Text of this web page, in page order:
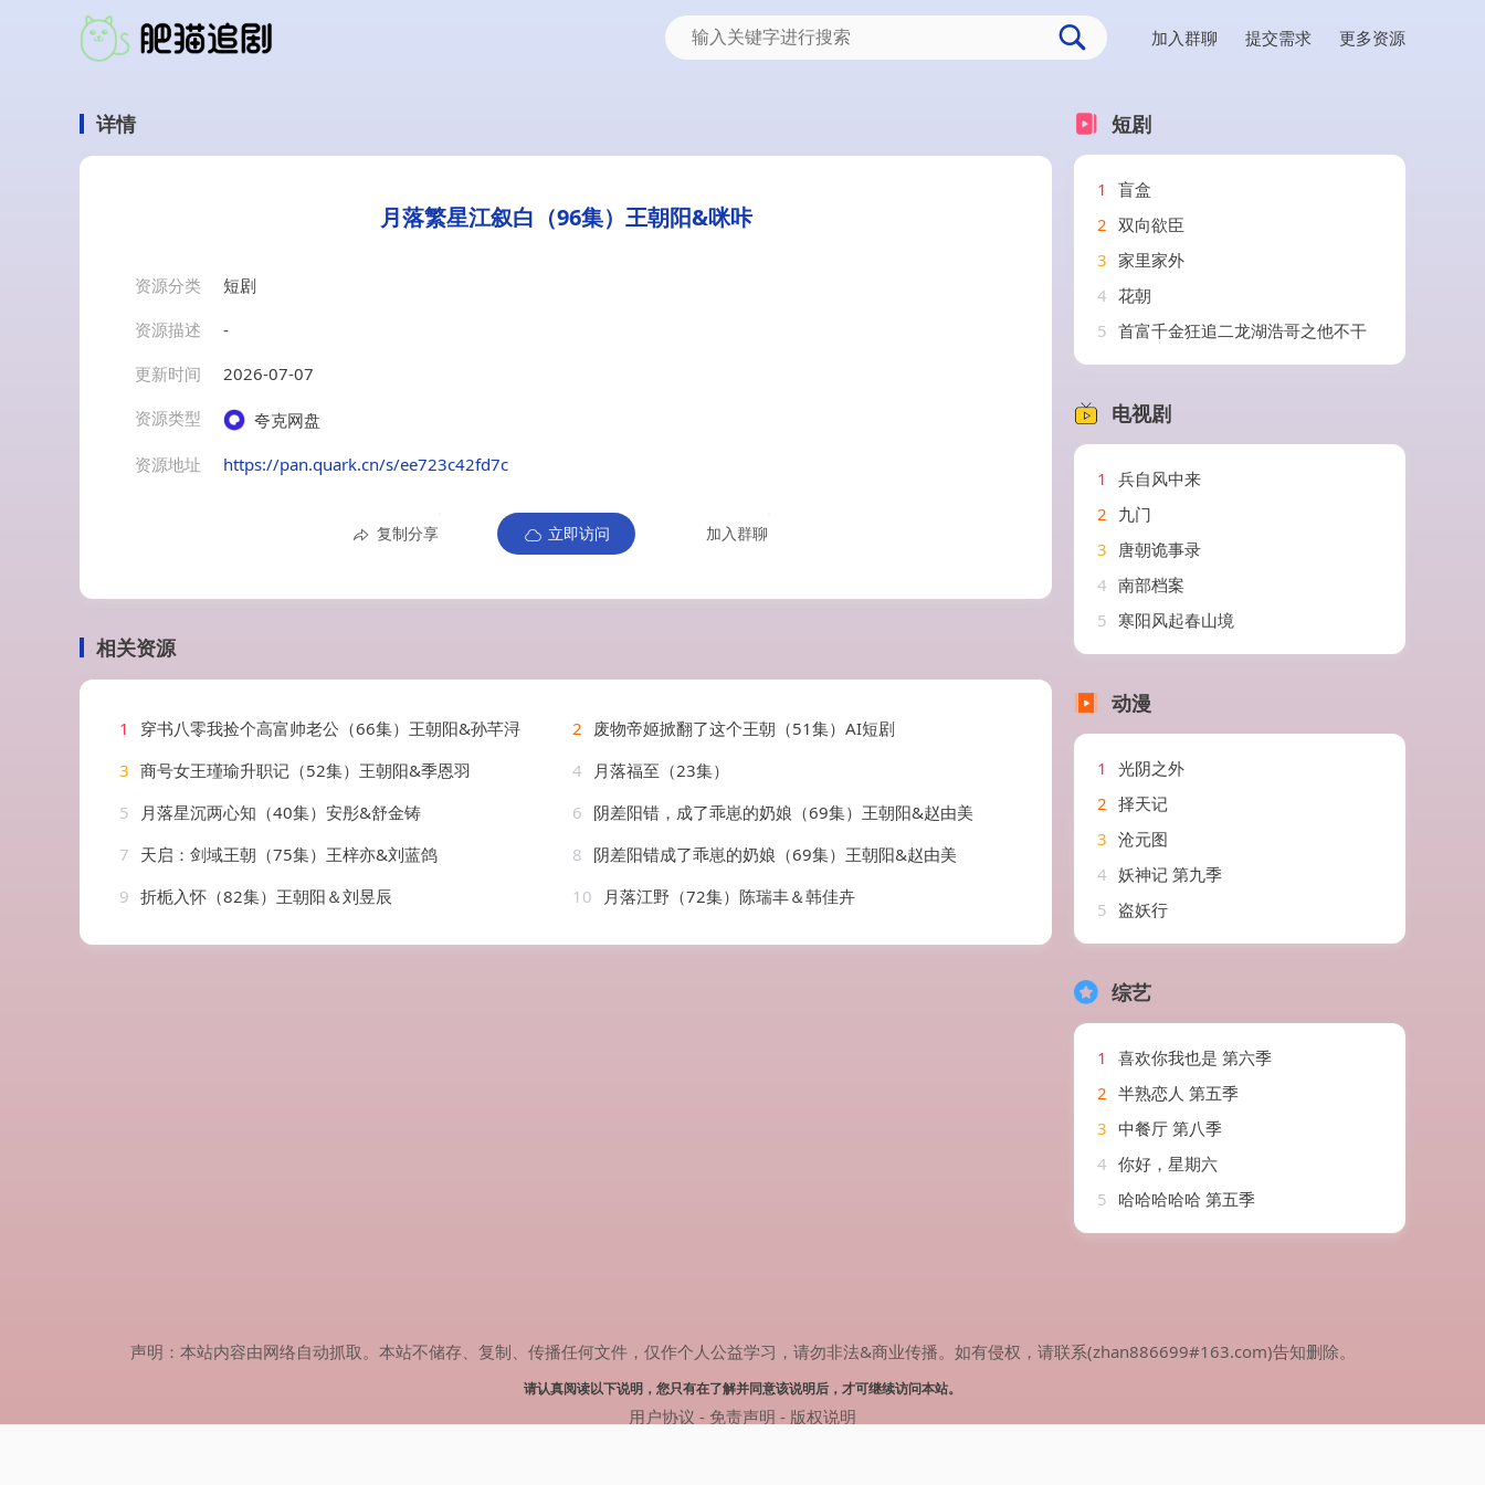
加入群聊 提交需求 更多资源
详情
月落繁星江叙白（96集）王朝阳&咪咔
资源分类
短剧
资源描述
-
更新时间
2026-07-07
资源类型
夸克网盘
资源地址
https://pan.quark.cn/s/ee723c42fd7c
复制分享 立即访问 加入群聊
相关资源
1 穿书八零我捡个高富帅老公（66集）王朝阳&孙芊浔 2
废物帝姬掀翻了这个王朝（51集）AI短剧
3 商号女王瑾瑜升职记（52集）王朝阳&季恩羽 4
月落福至（23集）
5
月落星沉两心知（40集）安彤&舒金铸 6 阴差阳错，成了乖崽的奶娘（69集）王朝阳&赵由美
7 天启：剑域王朝（75集）王梓亦&刘蓝鸽 8 阴差阳错成了乖崽的奶娘（69集）王朝阳&赵由美
9 折栀入怀（82集）王朝阳＆刘昱辰 10 月落江野（72集）陈瑞丰＆韩佳卉
短剧
1
盲盒
2 双向欲臣
3 家里家外
4 花朝
5 首富千金狂追二龙湖浩哥之他不干
电视剧
1
兵自风中来
2 九门
3 唐朝诡事录
4 南部档案
5 寒阳风起春山境
动漫
1
光阴之外
2 择天记
3 沧元图
4 妖神记 第九季
5 盗妖行
综艺
1
喜欢你我也是 第六季
2 半熟恋人 第五季
3 中餐厅 第八季
4 你好，星期六
5 哈哈哈哈哈 第五季
声明：本站内容由网络自动抓取。本站不储存、复制、传播任何文件，仅作个人公益学习，请勿非法&商业传播。如有侵权，请联系(zhan886699#163.com)告知删除。
请认真阅读以下说明，您只有在了解并同意该说明后，才可继续访问本站。
用户协议 - 免责声明 - 版权说明